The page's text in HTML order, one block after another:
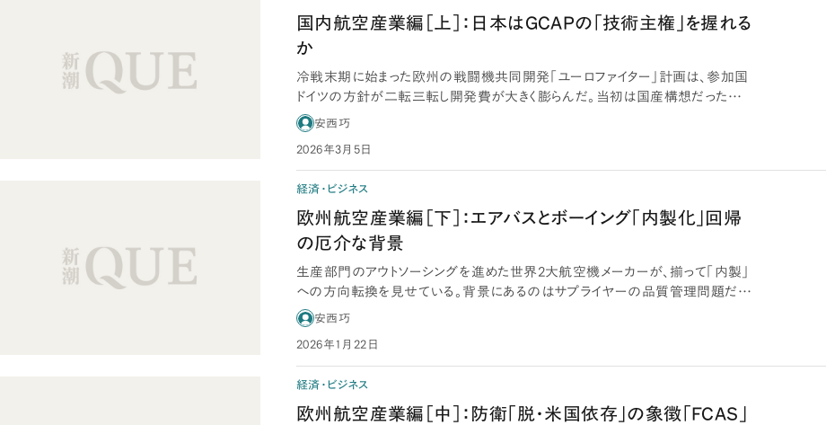
国内航空産業編［上］：日本はGCAPの「技術主権」を握れる
か
冷戦末期に始まった欧州の戦闘機共同開発「ユーロファイター」計画は、参加国
ドイツの方針が二転三転し開発費が大きく膨らんだ。当初は国産構想だった日
本の「F-2」も、…
安西巧
2026年3月5日
経済・ビジネス
欧州航空産業編［下］：エアバスとボーイング「内製化」回帰
の厄介な背景
生産部門のアウトソーシングを進めた世界2大航空機メーカーが、揃って「内製」
への方向転換を見せている。背景にあるのはサプライヤーの品質管理問題だ。
ボーイングはかつ…
安西巧
2026年1月22日
経済・ビジネス
欧州航空産業編［中］：防衛「脱・米国依存」の象徴「FCAS」